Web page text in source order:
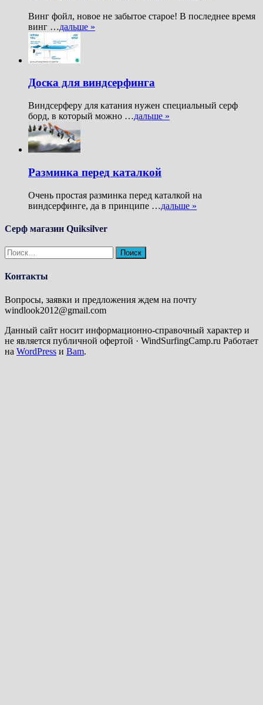
Винг фойл, новое не забытое старое! В последнее время
винг …дальше »
Доска для виндсерфинга
Виндсерферу для катания нужен специальный серф
борд, в который можно …дальше »
Разминка перед каталкой
Очень простая разминка перед каталкой на
виндсерфинге, да в принципе …дальше »
Серф магазин Quiksilver
Найти:
Контакты
Вопросы, заявки и предложения ждем на почту
windlook2012@gmail.com
Данный сайт носит информационно-справочный характер и
не является публичной офертой · WindSurfingCamp.ru Работает
на WordPress и Bam.